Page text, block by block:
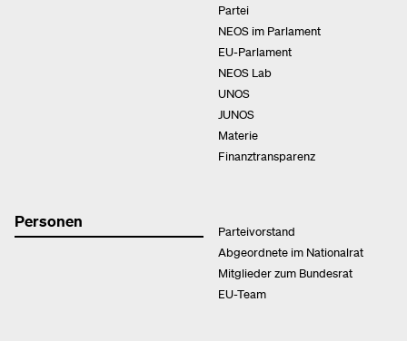
Partei
NEOS im Parlament
EU-Parlament
NEOS Lab
UNOS
JUNOS
Materie
Finanztransparenz
Personen
Parteivorstand
Abgeordnete im Nationalrat
Mitglieder zum Bundesrat
EU-Team